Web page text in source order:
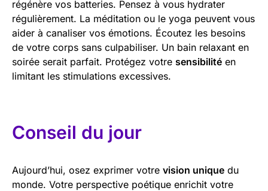
régénère vos batteries. Pensez à vous hydrater
régulièrement. La méditation ou le yoga peuvent vous
aider à canaliser vos émotions. Écoutez les besoins
de votre corps sans culpabiliser. Un bain relaxant en
soirée serait parfait. Protégez votre sensibilité en
limitant les stimulations excessives.
Conseil du jour
Aujourd’hui, osez exprimer votre vision unique du
monde. Votre perspective poétique enrichit votre